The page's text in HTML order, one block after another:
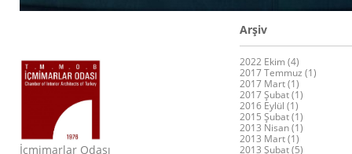
İçmimarlar Odası
Arşiv
2022 Ekim (4)
2017 Temmuz (1)
2017 Mart (1)
2017 Şubat (1)
2016 Eylül (1)
2015 Şubat (1)
2013 Nisan (1)
2013 Mart (1)
2013 Şubat (5)